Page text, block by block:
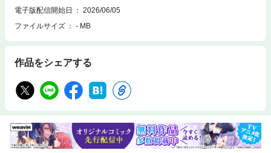
電子版配信開始日
2026/06/05
ファイルサイズ
- MB
作品をシェアする